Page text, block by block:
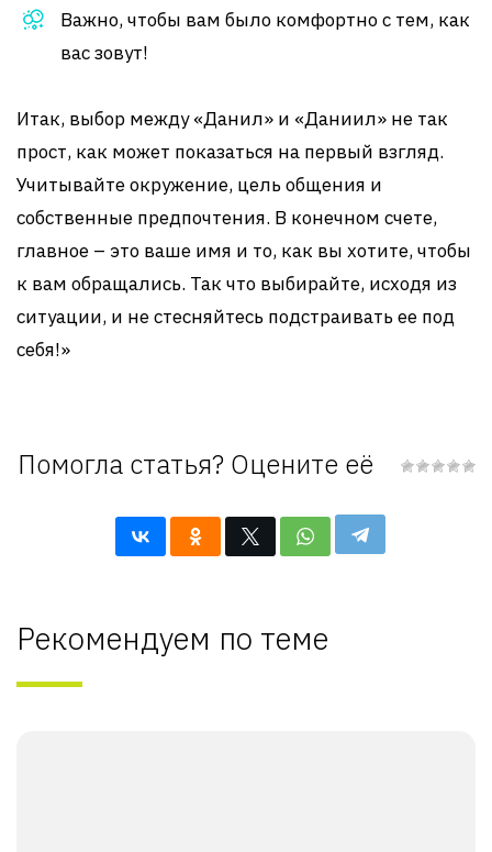
Важно, чтобы вам было комфортно с тем, как
вас зовут!
Итак, выбор между «Данил» и «Даниил» не так
прост, как может показаться на первый взгляд.
Учитывайте окружение, цель общения и
собственные предпочтения. В конечном счете,
главное – это ваше имя и то, как вы хотите, чтобы
к вам обращались. Так что выбирайте, исходя из
ситуации, и не стесняйтесь подстраивать ее под
себя!»
Помогла статья? Оцените её
Рекомендуем по теме